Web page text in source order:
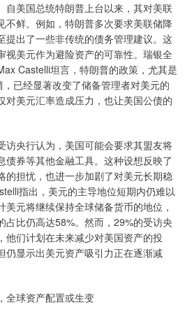
美国总统特朗普上台以来，其对美联
不鲜。例如，特朗普多次要求美联储降
提出了一些非传统的债务管理建议。这
视美元作为避险资产的可靠性。瑞银全
Castelli坦言，特朗普的政策，尤其是
，已经显著改变了储备管理者对美元的
对美元汇率造成压力，也让美国公债的
央行认为，美国可能会要求其盟友将
债券等其他金融工具。这种设想反映了
的担忧，也进一步加剧了对美元长期稳
指出，美元的主导地位短期内仍难以
元将继续保持全球储备货币的地位，
占比仍高达58%。然而，29%的受访央
他们计划在未来减少对美国资产的投
仍显示出美元资产吸引力正在逐渐减
球资产配置或生变